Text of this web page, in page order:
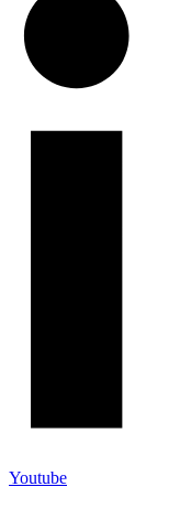
Youtube